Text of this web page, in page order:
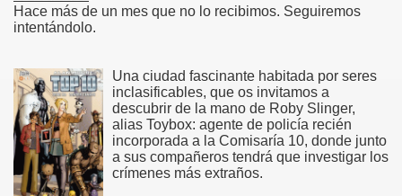
Hace más de un mes que no lo recibimos. Seguiremos
intentándolo.
Una ciudad fascinante habitada por seres
inclasificables, que os invitamos a
descubrir de la mano de Roby Slinger,
alias Toybox: agente de policía recién
incorporada a la Comisaría 10, donde junto
a sus compañeros tendrá que investigar los
crímenes más extraños.